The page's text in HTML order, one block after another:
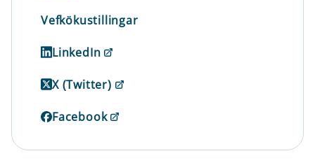
Vefkökustillingar
LinkedIn
X (Twitter)
Facebook